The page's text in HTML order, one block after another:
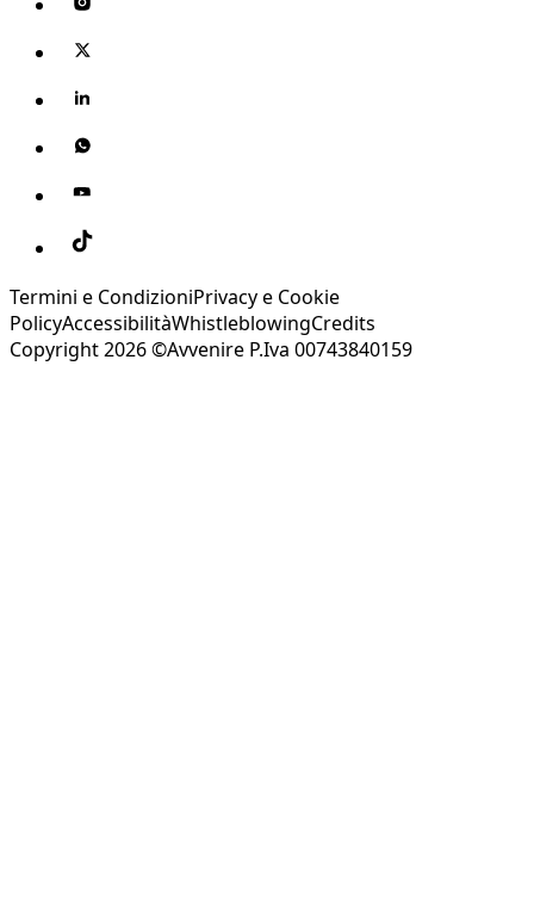
Termini e CondizioniPrivacy e Cookie
PolicyAccessibilitàWhistleblowingCredits
Copyright 2026 ©Avvenire P.Iva 00743840159